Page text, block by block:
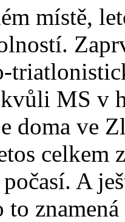
místě,
MS v
doma ve
celkem
A